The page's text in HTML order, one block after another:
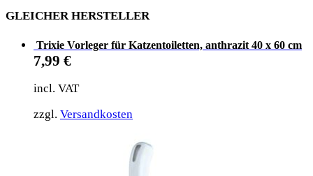
GLEICHER HERSTELLER
Trixie Vorleger für Katzentoiletten, anthrazit 40 x 60 cm
7,99 €
incl. VAT
zzgl. Versandkosten